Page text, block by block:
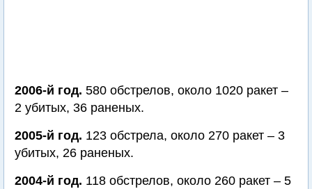
2006-й год. 580 обстрелов, около 1020 ракет –
2 убитых, 36 раненых.
2005-й год. 123 обстрела, около 270 ракет – 3
убитых, 26 раненых.
2004-й год. 118 обстрелов, около 260 ракет – 5